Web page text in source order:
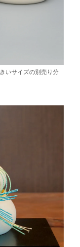
いサイズの別売り分